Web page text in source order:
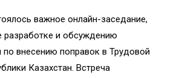
важное онлайн-заседание,
разработке и обсуждению
внесению поправок в Трудовой
Казахстан. Встреча